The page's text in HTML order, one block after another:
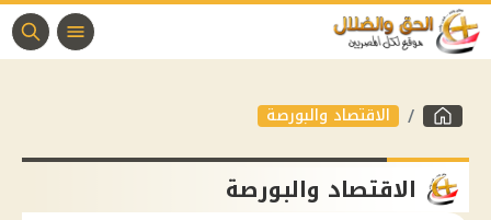
الاقتصاد والبورصة
الاقتصاد والبورصة